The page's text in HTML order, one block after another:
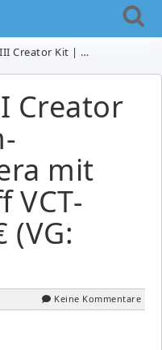
mit Aufnahmegriff VCT-SGR1 für 449€ (VG: 579€)
Creator
mit
VCT-
(VG:
Keine Kommentare